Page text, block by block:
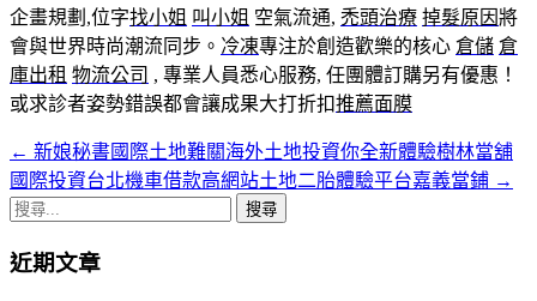
企畫規劃,位字找小姐 叫小姐 空氣流通, 禿頭治療 掉髮原因將
會與世界時尚潮流同步。 冷凍專注於創造歡樂的核心 倉儲 倉
庫出租 物流公司 , 專業人員悉心服務, 任團體訂購另有優惠！
或求診者姿勢錯誤都會讓成果大打折扣推薦面膜
文
章
覽
← 新娘秘書國際土地難關海外土地投資你全新體驗樹林當舖
國際投資台北機車借款高網站土地二胎體驗平台嘉義當鋪 →
搜
關
近期文章